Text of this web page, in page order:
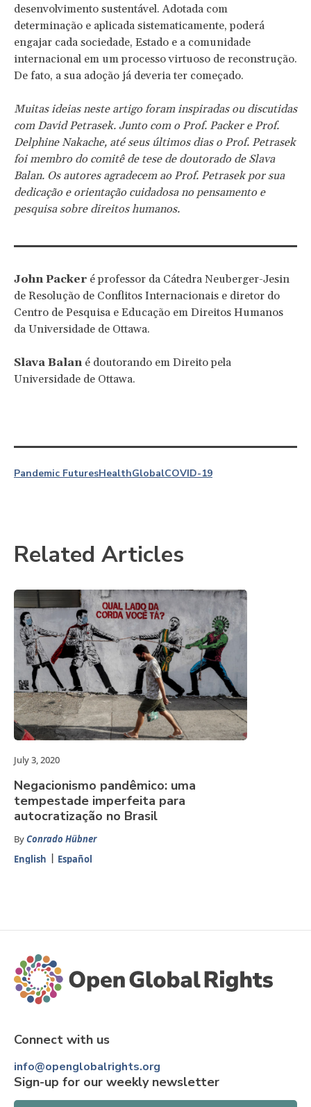
desenvolvimento sustentável. Adotada com
determinação e aplicada sistematicamente, poderá
engajar cada sociedade, Estado e a comunidade
internacional em um processo virtuoso de reconstrução.
De fato, a sua adoção já deveria ter começado.
Muitas ideias neste artigo foram inspiradas ou discutidas
com David Petrasek. Junto com o Prof. Packer e Prof.
Delphine Nakache, até seus últimos dias o Prof. Petrasek
foi membro do comitê de tese de doutorado de Slava
Balan. Os autores agradecem ao Prof. Petrasek por sua
dedicação e orientação cuidadosa no pensamento e
pesquisa sobre direitos humanos.
John Packer é professor da Cátedra Neuberger-Jesin
de Resolução de Conflitos Internacionais e diretor do
Centro de Pesquisa e Educação em Direitos Humanos
da Universidade de Ottawa.
Slava Balan é doutorando em Direito pela
Universidade de Ottawa.
Pandemic FuturesHealthGlobalCOVID-19
Related Articles
July 3, 2020
Negacionismo pandêmico: uma
tempestade imperfeita para
autocratização no Brasil
ByConrado Hübner
English
Español
Connect with us
info@openglobalrights.org
Sign-up for our weekly newsletter